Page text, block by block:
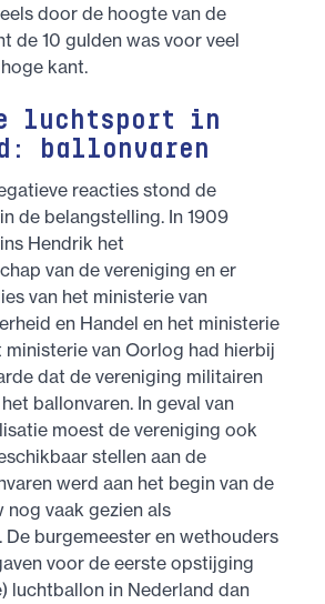
door de hoogte van de
de 10 gulden was voor veel
kant.
luchtsport in
ballonvaren
reacties stond de
de belangstelling. In 1909
Hendrik het
van de vereniging en er
van het ministerie van
en Handel en het ministerie
ministerie van Oorlog had hierbij
dat de vereniging militairen
ballonvaren. In geval van
moest de vereniging ook
stellen aan de
werd aan het begin van de
vaak gezien als
burgemeester en wethouders
voor de eerste opstijging
luchtballon in Nederland dan